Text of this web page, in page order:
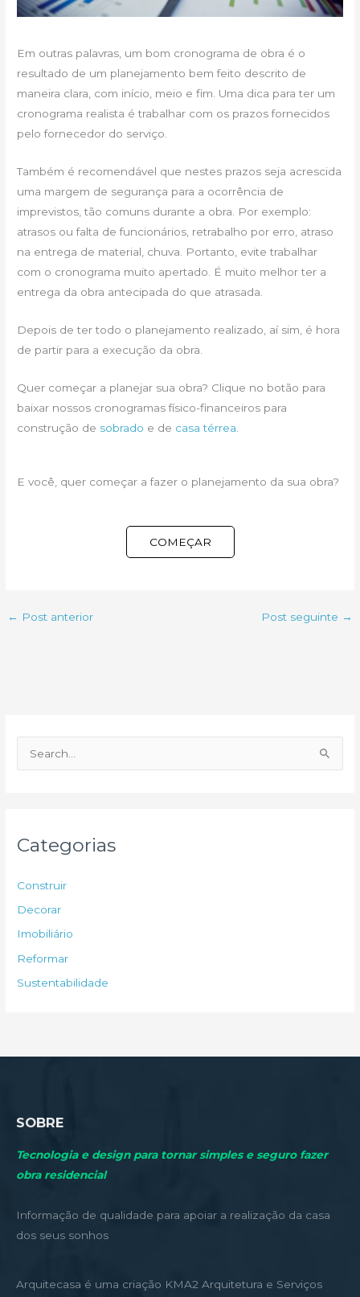
Em outras palavras, um bom cronograma de obra é o
resultado de um planejamento bem feito descrito de
maneira clara, com início, meio e fim. Uma dica para ter um
cronograma realista é trabalhar com os prazos fornecidos
pelo fornecedor do serviço.
Também é recomendável que nestes prazos seja acrescida
uma margem de segurança para a ocorrência de
imprevistos, tão comuns durante a obra. Por exemplo:
atrasos ou falta de funcionários, retrabalho por erro, atraso
na entrega de material, chuva. Portanto, evite trabalhar
com o cronograma muito apertado. É muito melhor ter a
entrega da obra antecipada do que atrasada.
Depois de ter todo o planejamento realizado, aí sim, é hora
de partir para a execução da obra.
Quer começar a planejar sua obra? Clique no botão para
baixar nossos cronogramas físico-financeiros para
construção de sobrado e de casa térrea
E você, quer começar a fazer o planejamento da sua obra?
COMEÇAR
← Post anterior Post seguinte →
e
p
o
r
Categorias
Construir
Decorar
Imobiliário
Reformar
Sustentabilidade
SOBRE
Tecnologia e design para tornar simples e seguro fazer
obra residencial
Informação de qualidade para apoiar a realização da casa
dos seus sonhos
Arquitecasa é uma criação KMA2 Arquitetura e Serviços